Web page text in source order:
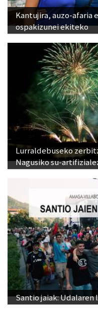
Kantujira, auzo-afaria
ospakizunei ekiteko
Lurraldebuseko
Nagusiko su-
Santio jaiak: Udalaren